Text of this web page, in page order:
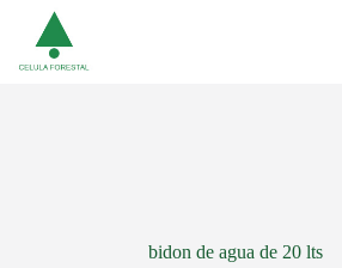
contenido
bidon de agua de 20 lts